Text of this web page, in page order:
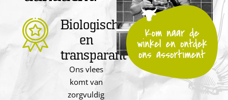
Biologisch
en
transparant
Ons vlees
komt van
zorgvuldig